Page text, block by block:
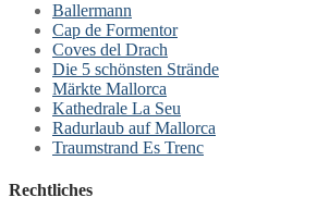
Ballermann
Cap de Formentor
Coves del Drach
Die 5 schönsten Strände
Märkte Mallorca
Kathedrale La Seu
Radurlaub auf Mallorca
Traumstrand Es Trenc
Rechtliches